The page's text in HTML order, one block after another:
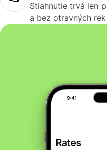
Stiahnutie trvá len
a bez otravných